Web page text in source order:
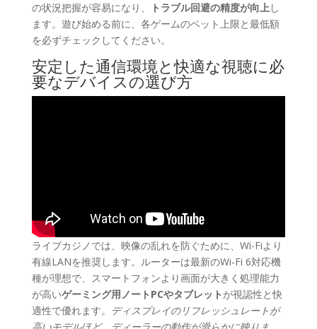
の状況把握が容易になり、
トラブル回避の精度が向上し
ます。遊び始める前に、各ゲームのベット上限と最低額
を必ずチェックしてください。
安定した通信環境と快適な視聴に必
要なデバイスの選び方
ライブカジノでは、映像の乱れを防ぐために、Wi-Fiより
有線LANを推奨します。ルーターは最新のWi-Fi 6対応機
種が理想で、スマートフォンより画面が大きく処理能力
が高いゲーミング用ノートPCやタブレット が視認性と快
適性で優れます。 ディスプレイのリフレッシュレートが